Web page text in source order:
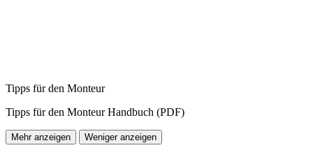
Tipps für den Monteur
Tipps für den Monteur Handbuch (PDF)
Mehr anzeigen Weniger anzeigen